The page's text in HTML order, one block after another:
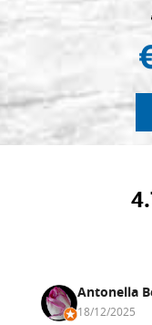
Antonella
18/12/2025